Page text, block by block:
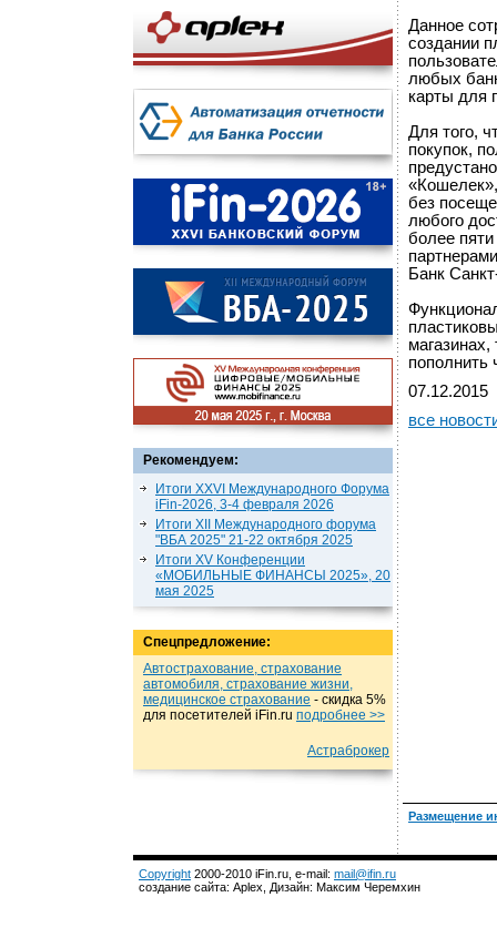
Рекомендуем:
Итоги XXVI Международного Форума
iFin-2026, 3-4 февраля 2026
Итоги XII Международного форума
"ВБА 2025" 21-22 октября 2025
Итоги XV Конференции
«МОБИЛЬНЫЕ ФИНАНСЫ 2025», 20
мая 2025
Спецпредложение:
Автострахование, страхование
автомобиля, страхование жизни,
медицинское страхование - cкидка 5%
для посетителей iFin.ru подробнеe >>
Астраброкер
Данное
создании
любых
карты для
Для того,
покупок,
без
любого
более
Банк
пополнить
07.12.2015
все
Размещение
Copyright 2000-2010 iFin.ru, e-mail: mail@ifin.ru
создание сайта: Aplex, Дизайн: Максим Черемхин